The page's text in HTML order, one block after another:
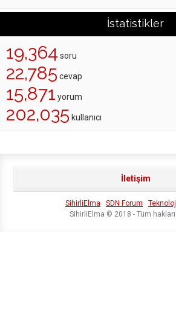
İstatistikler
19,364 soru
22,785 cevap
15,871 yorum
202,035 kullanıcı
İletişim
SihirliElma SDN Forum
SihirliElma © 2018 - Tüm hakları